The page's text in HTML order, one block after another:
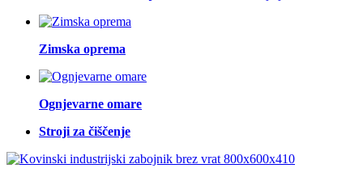
Zimska oprema
Ognjevarne omare
Stroji za čiščenje